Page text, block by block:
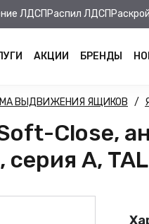
ЛДСП Распил ЛДСП
АКЦИИ БРЕНДЫ
ВЫДВИЖЕНИЯ ЯЩИКОВ
Close,
А,